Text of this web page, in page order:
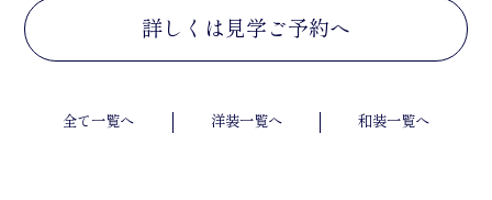
詳しくは見学ご予約へ
全て一覧へ 洋装一覧へ 和装一覧へ